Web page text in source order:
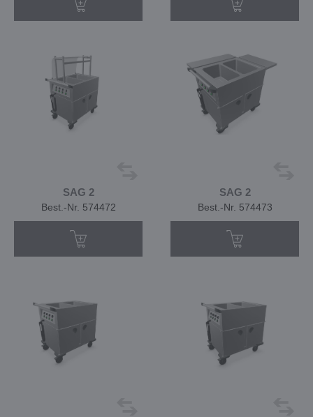
SAG 2
Best.-Nr. 574472
SAG 2
Best.-Nr. 574473